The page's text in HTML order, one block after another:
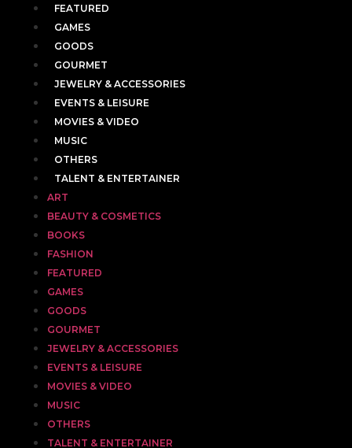
FEATURED
GAMES
GOODS
GOURMET
JEWELRY & ACCESSORIES
EVENTS & LEISURE
MOVIES & VIDEO
MUSIC
OTHERS
TALENT & ENTERTAINER
ART
BEAUTY & COSMETICS
BOOKS
FASHION
FEATURED
GAMES
GOODS
GOURMET
JEWELRY & ACCESSORIES
EVENTS & LEISURE
MOVIES & VIDEO
MUSIC
OTHERS
TALENT & ENTERTAINER